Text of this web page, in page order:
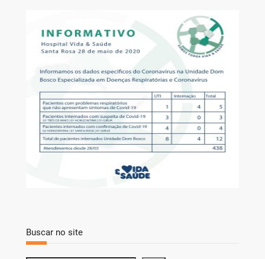
Buscar no site